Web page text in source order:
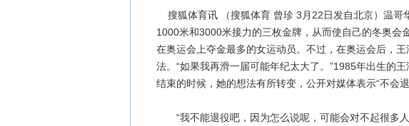
搜狐体育讯 （搜狐体育 曾珍 3月22日发自北京）温哥
1000米和3000米接力的三枚金牌，从而使自己的冬奥会
在奥运会上夺金最多的女运动员。不过，在奥运会后，
法。“如果我再滑一届可能年纪太大了。”1985年出生的
结束的时候，她的想法有所转变，公开对媒体表示“不会退
“我不能退役吧，因为怎么说呢，可能会对不起很多